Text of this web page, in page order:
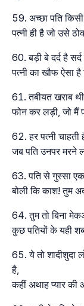
अच्छा पति
पत्नी ही है जो उसे
बड़ी बे दर्द है
पत्नी का खौफ ऐसा है
तबीयत खराब
फोन कर लड़ी, जो मैं
हर पत्नी
जब पति उनपर मरने
पति से गुस्सा
बोली कि काश! तुम
तुम तो बिना
कुछ पतियों के यही
ये तो शादीशुदा
है,
कहीं अथाह प्यार की